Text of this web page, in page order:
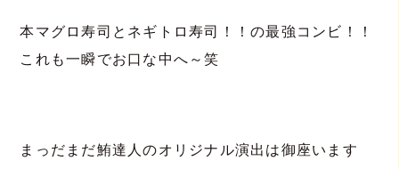
本マグロ寿司とネギトロ寿司！！の最強コンビ！！
これも一瞬でお口な中へ～笑
まっだまだ鮪達人のオリジナル演出は御座います